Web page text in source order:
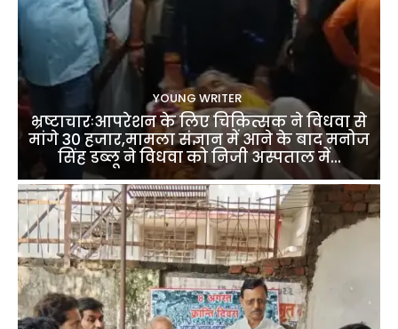
YOUNG WRITER
भ्रष्टाचारःआपरेशन के लिए चिकित्सक ने विधवा से
मांगे 30 हजार,मामला संज्ञान में आने के बाद मनोज
सिंह डब्लू ने विधवा को निजी अस्पताल में...